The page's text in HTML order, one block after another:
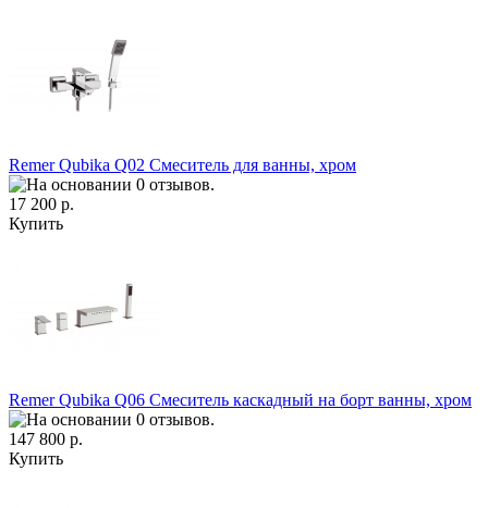
Remer Qubika Q02 Смеситель для ванны, хром
17 200 р.
Купить
Remer Qubika Q06 Смеситель каскадный на борт ванны, хром
147 800 р.
Купить